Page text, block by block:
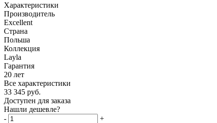
Характеристики
Производитель
Excellent
Страна
Польша
Коллекция
Layla
Гарантия
20 лет
Все характеристики
33 345 руб.
Доступен для заказа
Нашли дешевле?
-
+